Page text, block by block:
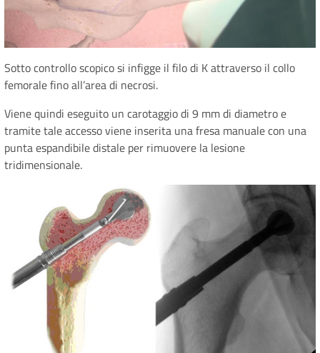
Sotto controllo scopico si infigge il filo di K attraverso il collo
femorale fino all’area di necrosi.
Viene quindi eseguito un carotaggio di 9 mm di diametro e
tramite tale accesso viene inserita una fresa manuale con una
punta espandibile distale per rimuovere la lesione
tridimensionale.